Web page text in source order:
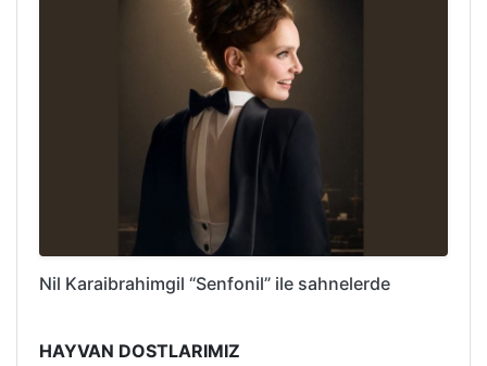
Nil Karaibrahimgil “Senfonil” ile sahnelerde
HAYVAN DOSTLARIMIZ